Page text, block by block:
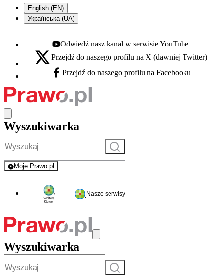
English (EN)
Українська (UA)
Youtube - otwiera się w nowej karcie
Odwiedź nasz kanał w serwisie YouTube
X - otwiera się w nowej karcie
Przejdź do naszego profilu na X (dawniej Twitter)
Facebook - otwiera się w nowej karcie
Przejdź do naszego profilu na Facebooku
Wyszukiwarka
Szukaj
Moje Prawo.pl
- rejestracja i logowanie do serwisu
Nasze serwisy
Wyszukiwarka
Szukaj